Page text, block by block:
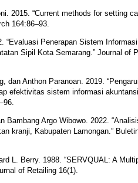
2015. “Current methods for setting
164:86–93.
“Evaluasi Penerapan Sistem
Sipil Kota Semarang.” Journal of
dan Anthon Paranoan. 2019.
efektivitas sistem informasi
Bambang Argo Wibowo. 2022.
kranji, Kabupaten Lamongan.”
L. Berry. 1988. “SERVQUAL: A
of Retailing 16(1).